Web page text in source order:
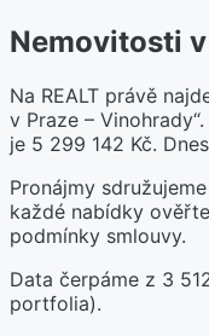
Nemovitosti
Na REALT právě
v Praze –
je 5 299 142 Kč.
Pronájmy
každé nabídky
podmínky smlouvy.
Data čerpáme z 3
portfolia).